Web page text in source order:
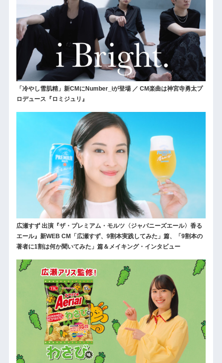
「冷やし雪肌精」新CMにNumber_iが登場 ／ CM楽曲は神宮寺勇太プ
ロデュース『ロミジュリ』
広瀬すず 出演『ザ・プレミアム・モルツ〈ジャパニーズエール〉香る
エール』新WEB CM「広瀬すず、9割本実践してみた」篇、「9割本の
著者に1割は何か聞いてみた」篇＆メイキング・インタビュー